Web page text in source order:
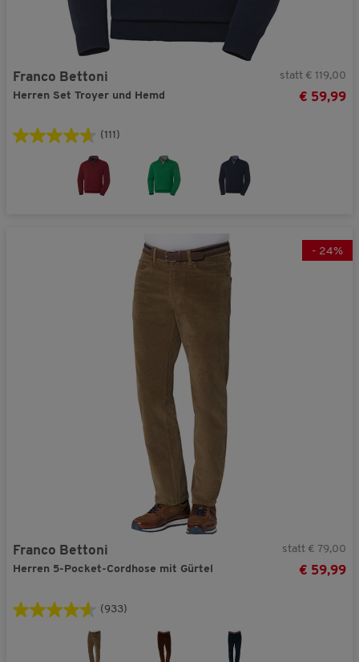
Franco Bettoni
Herren Set Troyer und Hemd
statt € 119,00
€ 59,99
(111)
- 24%
Franco Bettoni
Herren 5-Pocket-Cordhose mit Gürtel
statt € 79,00
€ 59,99
(933)